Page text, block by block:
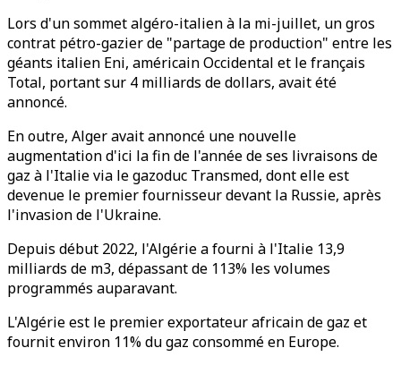
Lors d'un sommet algéro-italien à la mi-juillet, un gros
contrat pétro-gazier de "partage de production" entre les
géants italien Eni, américain Occidental et le français
Total, portant sur 4 milliards de dollars, avait été
annoncé.
En outre, Alger avait annoncé une nouvelle
augmentation d'ici la fin de l'année de ses livraisons de
gaz à l'Italie via le gazoduc Transmed, dont elle est
devenue le premier fournisseur devant la Russie, après
l'invasion de l'Ukraine.
Depuis début 2022, l'Algérie a fourni à l'Italie 13,9
milliards de m3, dépassant de 113% les volumes
programmés auparavant.
L'Algérie est le premier exportateur africain de gaz et
fournit environ 11% du gaz consommé en Europe.